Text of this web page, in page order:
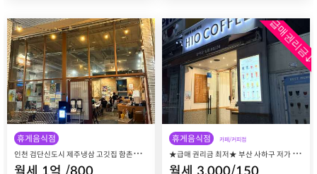
휴게음식점
인
천 검단신도시 제주냉삼 고깃집 함촌가든 매장 매매 양도
급매권리금↓
휴게음식점 카페/커피점
★
급매 권리금 최저★ 부산 사하구 저가 카페 창업, 프랜차이즈 하이오커피 괴정역점 매장 매매 양도양수